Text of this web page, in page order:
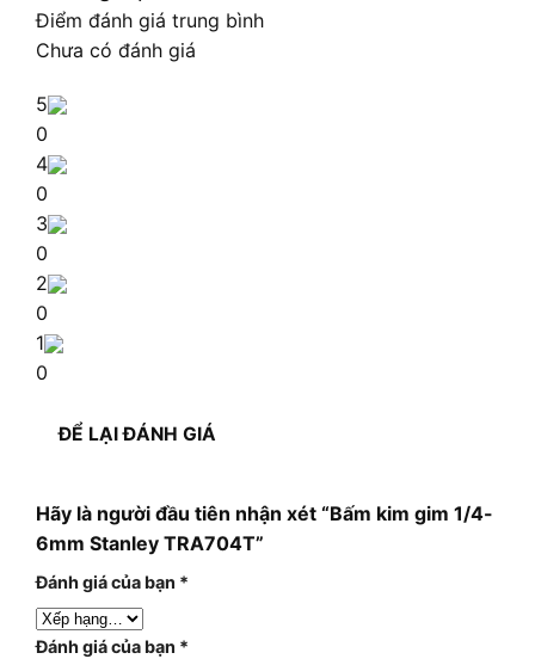
Điểm đánh giá trung bình
Chưa có đánh giá
5
0
4
0
3
0
2
0
1
0
ĐỂ LẠI ĐÁNH GIÁ
Hãy là người đầu tiên nhận xét “Bấm kim gim 1/4-
6mm Stanley TRA704T”
Đánh giá của bạn *
Đánh giá của bạn *